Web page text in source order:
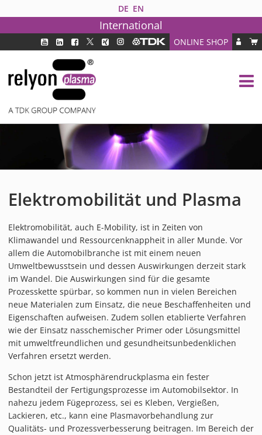
DE EN
International
ONLINE SHOP
PLASMATECHNOLOGIE
DBD TECHNOLOGIE
PAA TECHNOLOGIE®
PDD TECHNOLOGIE®
BRANCHEN
MEDIPLAS KOMPONENTEN
MEDIPLAS DRIVER
PIEZOBRUSH PZ3
PIEZOBRUSH PZ3-I
PIEZOBRUSH MODULE
PLASMABRUSH PB3
PLASMABRUSH PB3 INTEGRATION
PLASMATOOL
KONZEPTE
IMPLAPREP
DOWNLOADS
ANWENDUNGEN
DESINFEKTION
Elektromobilität und Plasma
Elektromobilität, auch E-Mobility, ist in Zeiten von
Klimawandel und Ressourcenknappheit in aller Munde. Vor
allem die Automobilbranche ist mit einem neuen
Umweltbewusstsein und dessen Auswirkungen derzeit stark
im Wandel. Die Auswirkungen sind für die gesamte
Prozesskette spürbar, so kommen nun in vielen Bereichen
neue Materialen zum Einsatz, die neue Beschaffenheiten und
Eigenschaften aufweisen. Zudem sollen etablierte Verfahren
wie der Einsatz nasschemischer Primer oder Lösungsmittel
mit umweltfreundlichen und gesundheitsunbedenklichen
Verfahren ersetzt werden.
Schon jetzt ist Atmosphärendruckplasma ein fester
Bestandteil der Fertigungsprozesse im Automobilsektor. In
nahezu jedem Fügeprozess, sei es Kleben, Vergießen,
Lackieren, etc., kann eine Plasmavorbehandlung zur
Qualitäts- und Prozessverbesserung beitragen. Im Bereich der